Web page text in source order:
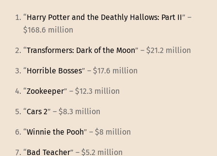
“Harry Potter and the Deathly Hallows: Part II” –
$168.6 million
“Transformers: Dark of the Moon” – $21.2 million
“Horrible Bosses” – $17.6 million
“Zookeeper” – $12.3 million
“Cars 2” – $8.3 million
“Winnie the Pooh” – $8 million
“Bad Teacher” – $5.2 million